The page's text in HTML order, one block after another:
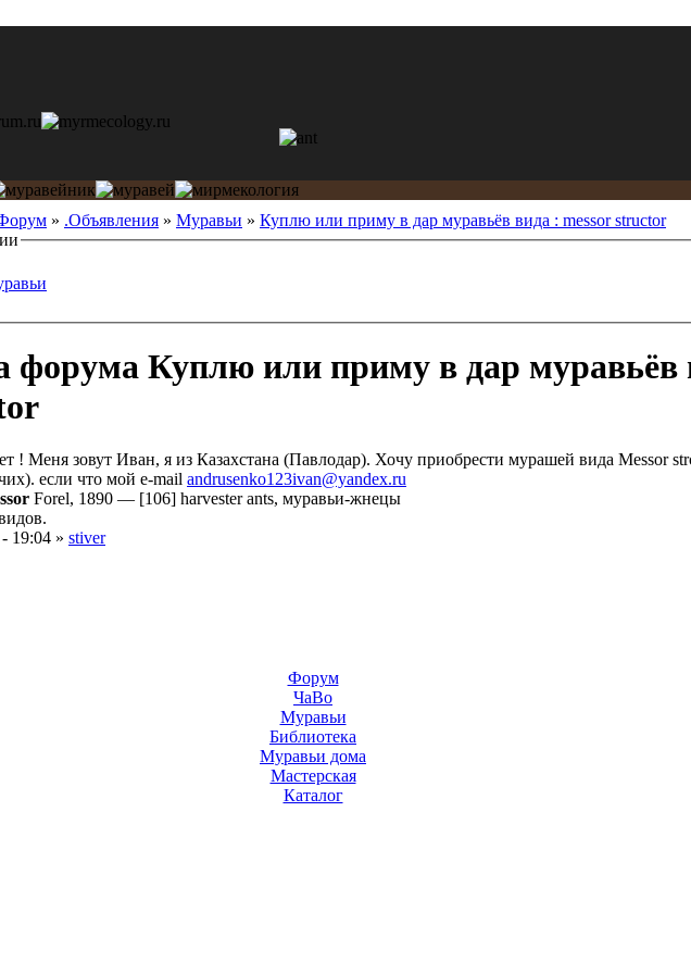
» .Объявления » Муравьи » Куплю или приму в дар муравьёв вида : messor structor
Куплю или приму в дар муравьёв
! Меня зовут Иван, я из Казахстана (Павлодар). Хочу приобрести мурашей вида Messor
если что мой e-mail andrusenko123ivan@yandex.ru
Forel, 1890 — [106] harvester ants, муравьи-жнецы
19:04 » stiver
Форум
ЧаВо
Муравьи
Библиотека
Муравьи дома
Мастерская
Каталог